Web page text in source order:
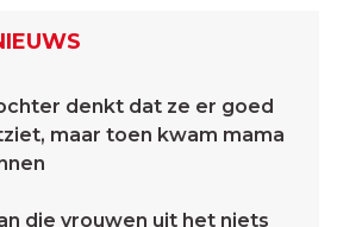
denkt dat ze er goed
maar toen kwam mama
die vrouwen uit het niets